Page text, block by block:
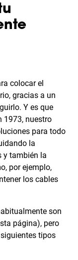
colocar el
gracias a un
Y es que
1973, nuestro
para todo
la
y también la
por ejemplo,
los cables
son
página), pero
tipos